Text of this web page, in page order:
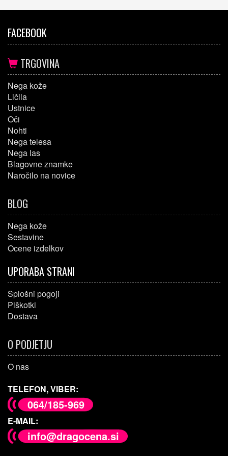
FACEBOOK
TRGOVINA
Nega kože
Ličila
Ustnice
Oči
Nohti
Nega telesa
Nega las
Blagovne znamke
Naročilo na novice
BLOG
Nega kože
Sestavine
Ocene izdelkov
UPORABA STRANI
Splošni pogoji
Piškotki
Dostava
O PODJETJU
O nas
TELEFON, VIBER:
064/185-969
E-MAIL:
info@dragocena.si